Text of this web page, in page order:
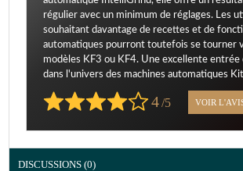
régulier avec un minimum de réglages. Les
souhaitant davantage de recettes et de
automatiques pourront toutefois se tourner
modèles KF3 ou KF4. Une excellente entrée
dans l'univers des machines automatiques
4/5 VOIR
DISCUSSIONS (0)